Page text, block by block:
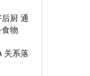
厨 通
物
关系落